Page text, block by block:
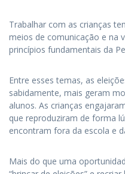
Trabalhar com as crianças
meios de comunicação e na
princípios fundamentais da
Entre esses temas, as
sabidamente, mais geram
alunos. As crianças
que reproduziram de forma
encontram fora da escola e
Mais do que uma